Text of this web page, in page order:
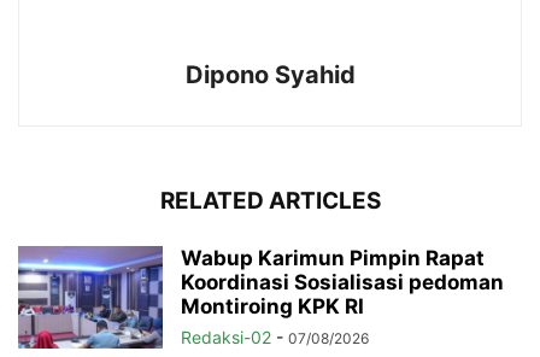
Dipono Syahid
RELATED ARTICLES
Wabup Karimun Pimpin Rapat
Koordinasi Sosialisasi pedoman
Montiroing KPK RI
Redaksi-02 - 07/08/2026